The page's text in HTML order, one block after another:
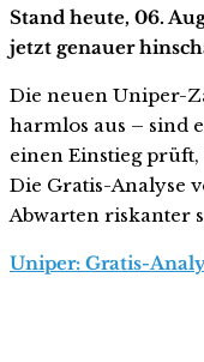
Stand heute, 06.
jetzt genauer
Die neuen Uniper-
harmlos aus – sind
einen Einstieg prüft,
Die Gratis-Analyse
Abwarten riskanter
Uniper: Gratis-